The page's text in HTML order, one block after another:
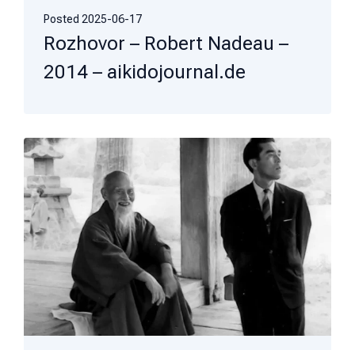
Posted 2025-06-17
Rozhovor – Robert Nadeau –
2014 – aikidojournal.de